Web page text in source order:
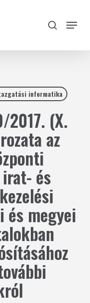
search
Menu
informatika
2017. (X.
az
és
és megyei
Close